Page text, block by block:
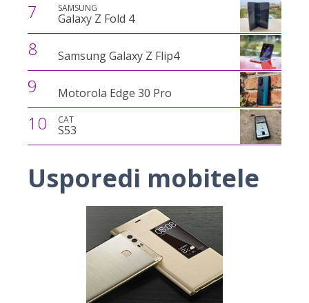
7 SAMSUNG
Galaxy Z Fold 4
8 Samsung Galaxy Z Flip4
9 Motorola Edge 30 Pro
10 CAT
S53
Usporedi mobitele